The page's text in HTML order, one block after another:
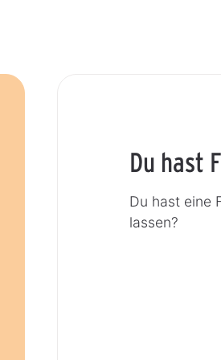
Du hast
Du hast eine
lassen?